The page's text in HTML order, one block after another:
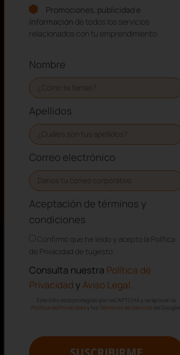
Promociones, publicidad e
información de todos los servicios
relacionados con tu emprendimiento.
Nombre
Apellidos
Correo electrónico
Aceptación de términos y
condiciones
Confirmo que he leído y acepto la Política
de Privacidad de tugesto.
Consulta nuestra Política de
Privacidad y Aviso Legal.
Este sitio está protegido por reCAPTCHA y se aplican la
Política de Privacidad y losTérminos de Servicio de Google.
SUSCRIBIRME